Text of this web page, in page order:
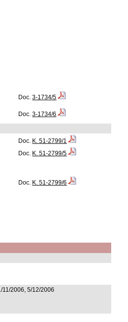
Doc.3-1734/5
Doc.3-1734/6
Doc. K. 51-2799/1
Doc. K. 51-2799/5
Doc. K. 51-2799/6
11/2006, 5/12/2006